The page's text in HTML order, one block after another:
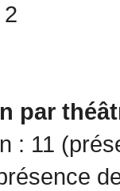
par
: 11